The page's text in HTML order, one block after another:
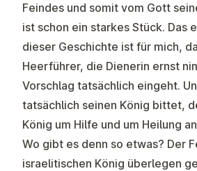
Feindes und somit vom Gott
ist schon ein starkes Stück. Das
dieser Geschichte ist für mich,
Heerführer, die Dienerin ernst
Vorschlag tatsächlich eingeht.
tatsächlich seinen König bittet,
König um Hilfe und um Heilung
Wo gibt es denn so etwas? Der
israelitischen König überlegen